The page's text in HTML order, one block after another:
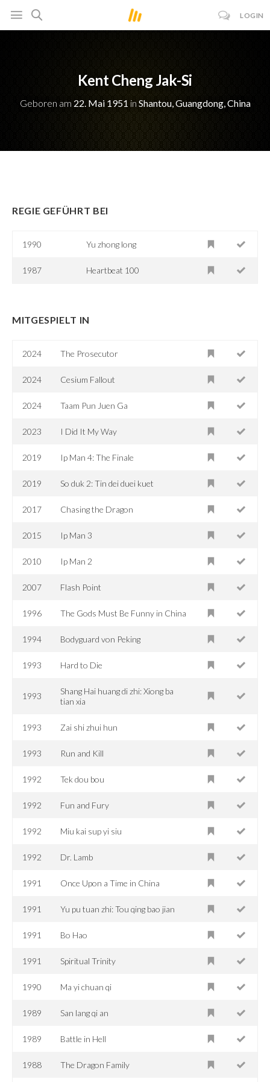
LOGIN
Kent Cheng Jak-Si
Geboren am 22. Mai 1951 in Shantou, Guangdong, China
REGIE GEFÜHRT BEI
1990 Yu zhong long
1987 Heartbeat 100
MITGESPIELT IN
2024 The Prosecutor
2024 Cesium Fallout
2024 Taam Pun Juen Ga
2023 I Did It My Way
2019 Ip Man 4: The Finale
2019 So duk 2: Tin dei duei kuet
2017 Chasing the Dragon
2015 Ip Man 3
2010 Ip Man 2
2007 Flash Point
1996 The Gods Must Be Funny in China
1994 Bodyguard von Peking
1993 Hard to Die
1993
Shang Hai huang di zhi: Xiong ba
tian xia
1993 Zai shi zhui hun
1993 Run and Kill
1992 Tek dou bou
1992 Fun and Fury
1992 Miu kai sup yi siu
1992 Dr. Lamb
1991 Once Upon a Time in China
1991 Yu pu tuan zhi: Tou qing bao jian
1991 Bo Hao
1991 Spiritual Trinity
1990 Ma yi chuan qi
1989 San lang qi an
1989 Battle in Hell
1988 The Dragon Family